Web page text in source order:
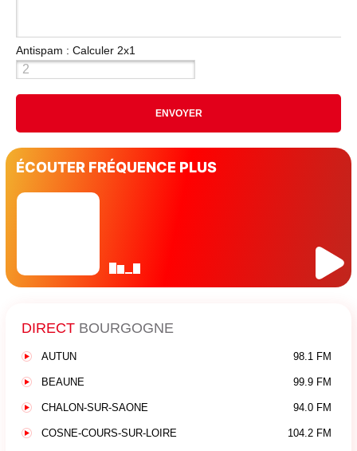
Antispam : Calculer 2x1
ÉCOUTER FRÉQUENCE PLUS
DIRECT BOURGOGNE
AUTUN 98.1 FM
BEAUNE 99.9 FM
CHALON-SUR-SAONE 94.0 FM
COSNE-COURS-SUR-LOIRE 104.2 FM